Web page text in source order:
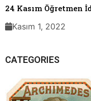
24 Kasım Öğretmen
Kasım 1, 2022
CATEGORIES